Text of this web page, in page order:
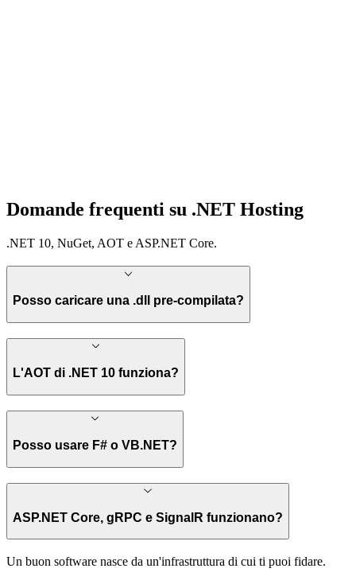
Domande frequenti su .NET Hosting
.NET 10, NuGet, AOT e ASP.NET Core.
Posso caricare una .dll pre-compilata?
L'AOT di .NET 10 funziona?
Posso usare F# o VB.NET?
ASP.NET Core, gRPC e SignalR funzionano?
Un buon software nasce da un'infrastruttura di cui ti puoi fidare.